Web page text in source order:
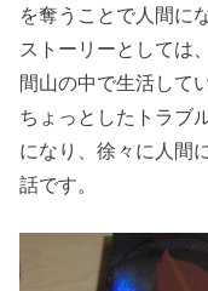
を奪うことで人間に
ストーリーとしては
間山の中で生活して
ちょっとしたトラブ
になり、徐々に人間
話です。